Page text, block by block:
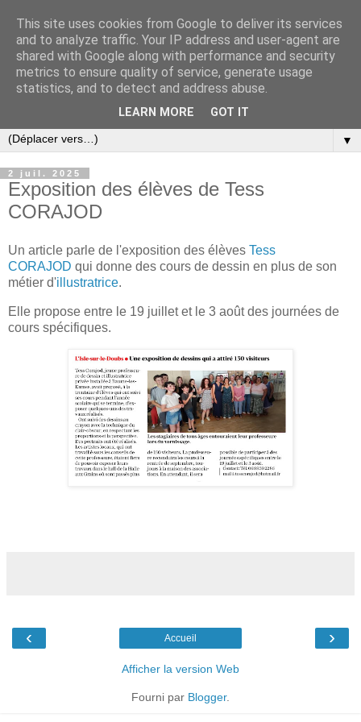
▼
2 juil. 2025
Exposition des élèves de Tess
CORAJOD
Un article parle de l'exposition des élèves Tess
CORAJOD qui donne des cours de dessin en plus de son
métier d'illustratrice.
Elle propose entre le 19 juillet et le 3 août des journées de
cours spécifiques.
‹ ›
Accueil
Afficher la version Web
Fourni par Blogger.
This site uses cookies from Google to deliver its services
and to analyze traffic. Your IP address and user-agent are
shared with Google along with performance and security
metrics to ensure quality of service, generate usage
statistics, and to detect and address abuse.
LEARN MORE GOT IT